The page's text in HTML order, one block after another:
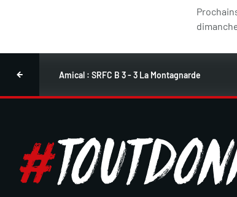
Amical : SRFC B 3 - 3 La Montagnarde